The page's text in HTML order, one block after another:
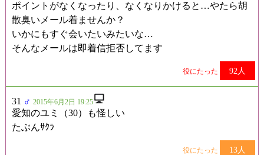
ポイントがなくなったり、なくなりかけると…やたら胡
散臭いメール着ませんか？
いかにもすぐ会いたいみたいな…
そんなメールは即着信拒否してます
役にたった 92人
31 ♂ 2015年6月2日 19:25
愛知のユミ（30）も怪しい
たぶんｻｸﾗ
役にたった 13人